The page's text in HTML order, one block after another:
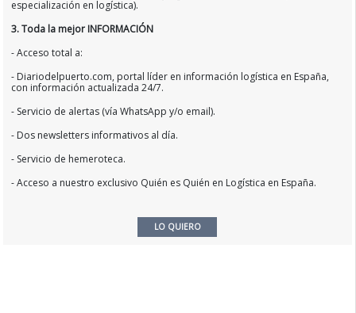
especialización en logística).
3. Toda la mejor INFORMACIÓN
- Acceso total a:
- Diariodelpuerto.com, portal líder en información logística en España,
con información actualizada 24/7.
- Servicio de alertas (vía WhatsApp y/o email).
- Dos newsletters informativos al día.
- Servicio de hemeroteca.
- Acceso a nuestro exclusivo Quién es Quién en Logística en España.
LO QUIERO